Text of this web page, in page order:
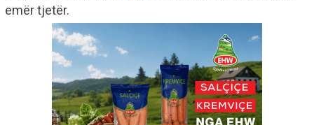
emër tjetër.